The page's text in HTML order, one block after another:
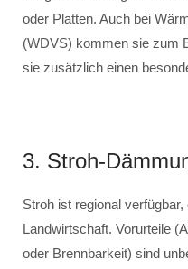
oder Platten. Auch bei
(WDVS) kommen sie zum
sie zusätzlich einen
3. Stroh-
Stroh ist regional
Landwirtschaft. Vorurteile
oder Brennbarkeit) sind